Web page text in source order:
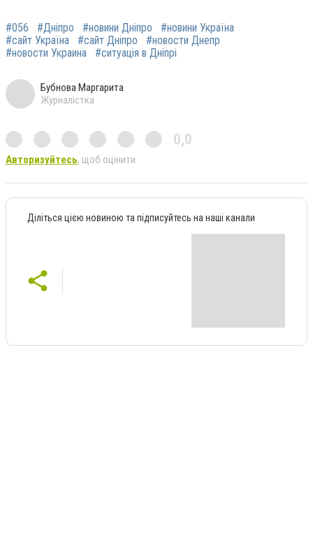
#056 #Дніпро #новини Дніпро
#новини Україна
#сайт Україна
#сайт Дніпро
#новости Днепр
#новости Украина
#ситуація в Дніпрі
Бубнова Маргарита
Журналістка
0,0
Авторизуйтесь, щоб оцінити
Діліться цією новиною та підписуйтесь на наші канали